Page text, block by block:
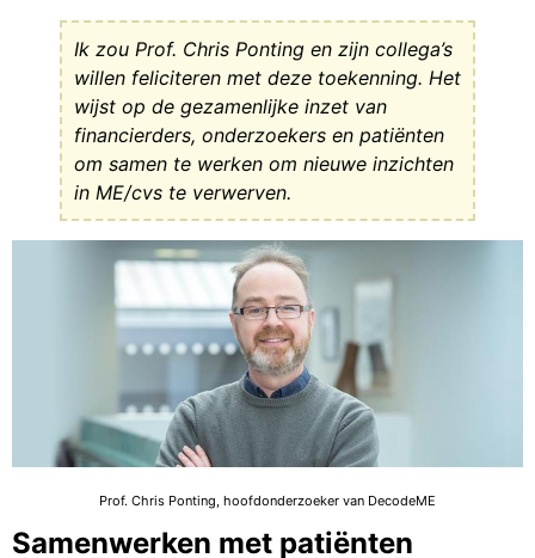
Ik zou Prof. Chris Ponting en zijn collega’s
willen feliciteren met deze toekenning. Het
wijst op de gezamenlijke inzet van
financierders, onderzoekers en patiënten
om samen te werken om nieuwe inzichten
in ME/cvs te verwerven.
Prof. Chris Ponting, hoofdonderzoeker van DecodeME
Samenwerken met patiënten